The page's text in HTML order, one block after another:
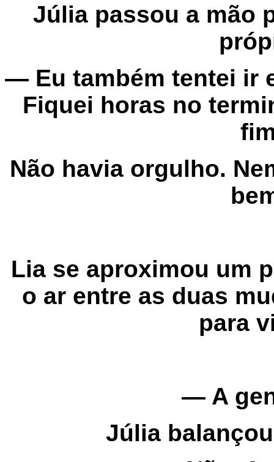
Júlia passou a mão
— Eu também tentei ir
Fiquei horas no
Não havia orgulho.
Lia se aproximou um
o ar entre as duas
para
— A
Júlia